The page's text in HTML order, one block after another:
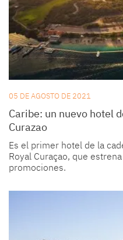
05 DE AGOSTO DE 2021
Caribe: un nuevo hotel
Curazao
Es el primer hotel de la
Royal Curaçao, que
promociones.